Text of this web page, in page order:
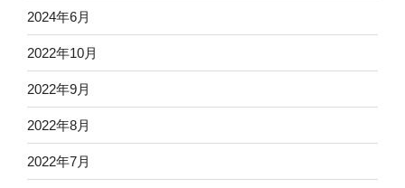
2024年6月
2022年10月
2022年9月
2022年8月
2022年7月